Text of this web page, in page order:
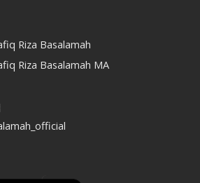
Riza Basalamah
Riza Basalamah MA